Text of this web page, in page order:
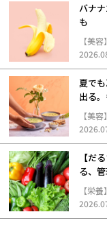
バナ
も
【美
夏で
出る
ジ【美
【だ
る、
【栄